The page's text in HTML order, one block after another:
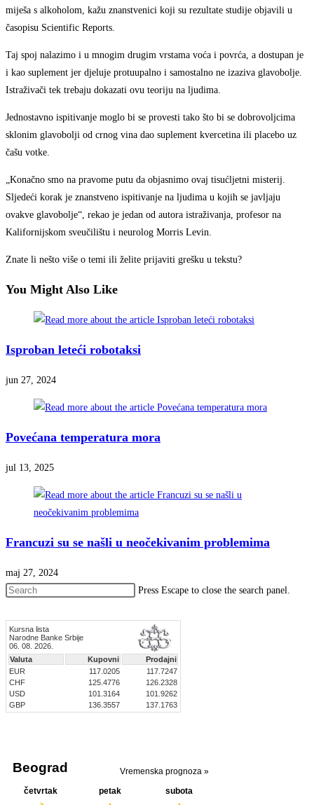
miješa s alkoholom, kažu znanstvenici koji su rezultate studije objavili u
časopisu Scientific Reports.
Taj spoj nalazimo i u mnogim drugim vrstama voća i povrća, a dostupan je
i kao suplement jer djeluje protuupalno i samostalno ne izaziva glavobolje.
Istraživači tek trebaju dokazati ovu teoriju na ljudima.
Jednostavno ispitivanje moglo bi se provesti tako što bi se dobrovoljcima
sklonim glavobolji od crnog vina dao suplement kvercetina ili placebo uz
čašu votke.
„Konačno smo na pravome putu da objasnimo ovaj tisućljetni misterij.
Sljedeći korak je znanstveno ispitivanje na ljudima u kojih se javljaju
ovakve glavobolje“, rekao je jedan od autora istraživanja, profesor na
Kalifornijskom sveučilištu i neurolog Morris Levin.
Znate li nešto više o temi ili želite prijaviti grešku u tekstu?
You Might Also Like
Isproban leteći robotaksi
jun 27, 2024
Povećana temperatura mora
jul 13, 2025
Francuzi su se našli u neočekivanim problemima
maj 27, 2024
Press Escape to close the search panel.